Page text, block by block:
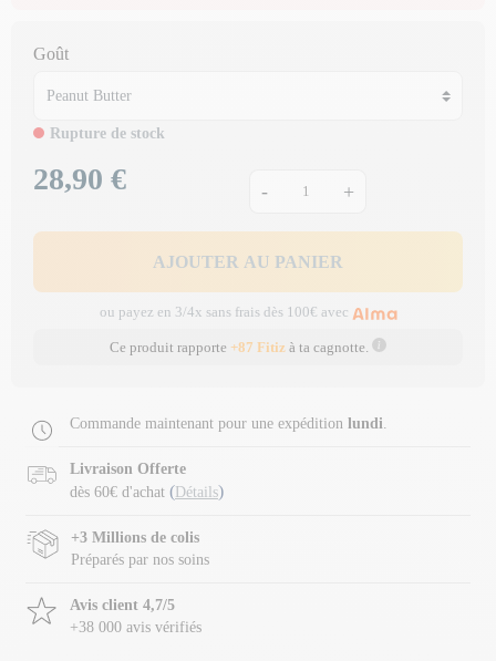
Goût
Rupture de stock
Prix
28,90 € - +
AJOUTER AU PANIER
ou payez en 3/4x sans frais dès 100€ avec
Ce produit rapporte +87 Fitiz à ta cagnotte.
Commande maintenant pour une expédition lundi.
Livraison Offerte
dès 60€ d'achat ( Détails)
+3 Millions de colis
Préparés par nos soins
Avis client 4,7/5
+38 000 avis vérifiés